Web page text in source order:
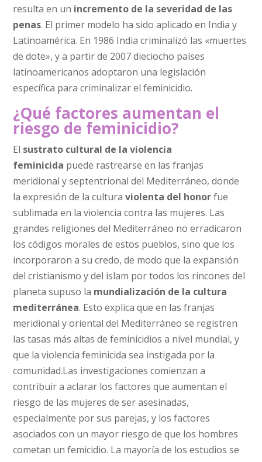
resulta en un incremento de la severidad de las
penas. El primer modelo ha sido aplicado en India y
Latinoamérica. En 1986 India criminalizó las «muertes
de dote», y a partir de 2007 dieciocho países
latinoamericanos adoptaron una legislación
específica para criminalizar el feminicidio.
¿Qué factores aumentan el
riesgo de feminicidio?
El sustrato cultural de la violencia
feminicida puede rastrearse en las franjas
meridional y septentrional del Mediterráneo, donde
la expresión de la culturaviolenta del honorfue
sublimada en la violencia contra las mujeres. Las
grandes religiones del Mediterráneo no erradicaron
los códigos morales de estos pueblos, sino que los
incorporaron a su credo, de modo que la expansión
del cristianismo y del islam por todos los rincones del
planeta supuso la mundialización de la cultura
mediterránea. Esto explica que en las franjas
meridional y oriental del Mediterráneo se registren
las tasas más altas de feminicidios a nivel mundial, y
que la violencia feminicida sea instigada por la
comunidad.Las investigaciones comienzan a
contribuir a aclarar los factores que aumentan el
riesgo de las mujeres de ser asesinadas,
especialmente por sus parejas, y los factores
asociados con un mayor riesgo de que los hombres
cometan un femicidio. La mayoría de los estudios se